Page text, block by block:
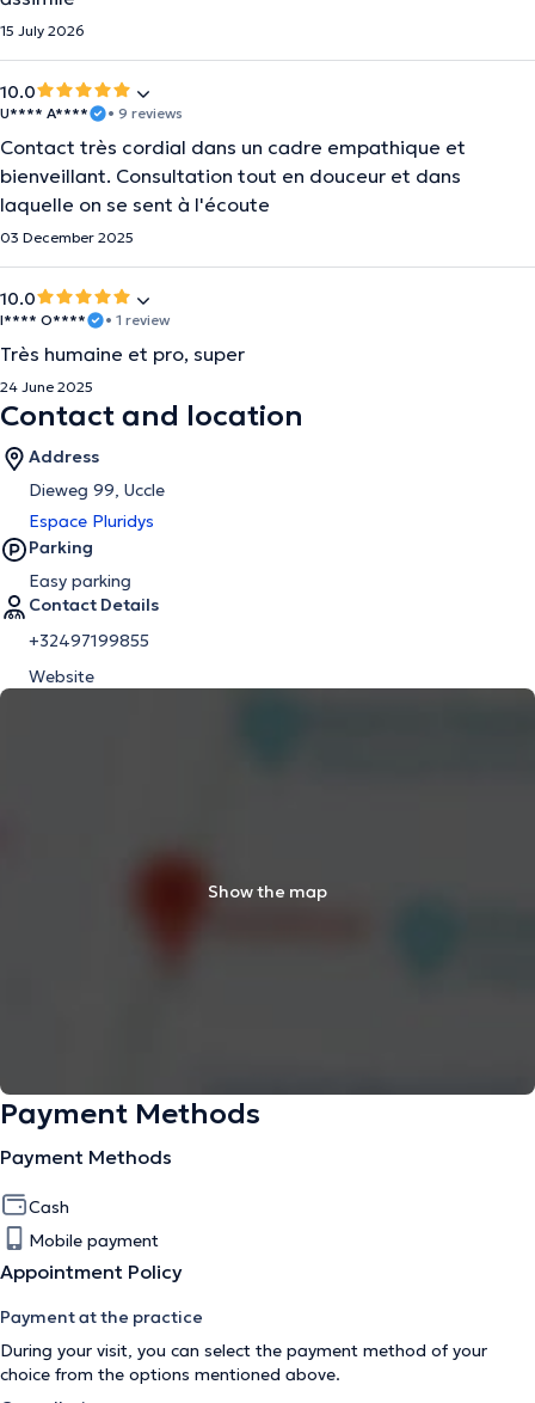
15 July 2026
10.0
U**** A**** • 9 reviews
Contact très cordial dans un cadre empathique et
bienveillant. Consultation tout en douceur et dans
laquelle on se sent à l'écoute
03 December 2025
10.0
I**** O**** • 1 review
Très humaine et pro, super
24 June 2025
Contact and location
Address
Dieweg 99, Uccle
Espace Pluridys
Parking
Easy parking
Contact Details
+32497199855
Website
Show the map
Payment Methods
Payment Methods
Cash
Mobile payment
Appointment Policy
Payment at the practice
During your visit, you can select the payment method of your
choice from the options mentioned above.